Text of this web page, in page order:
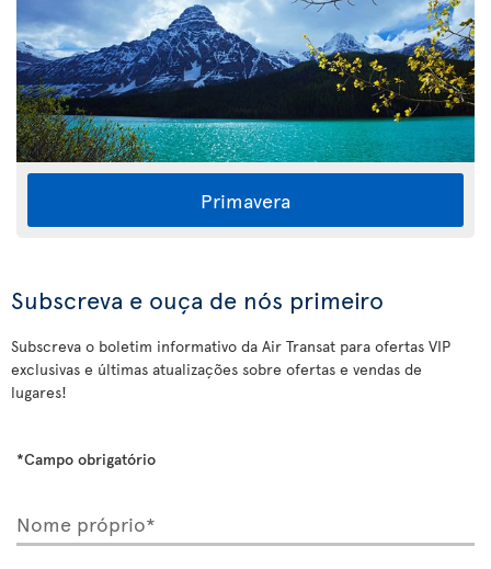
Primavera
Subscreva e ouça de nós primeiro
Subscreva o boletim informativo da Air Transat para ofertas VIP
exclusivas e últimas atualizações sobre ofertas e vendas de
lugares!
*Campo obrigatório
Nome próprio*